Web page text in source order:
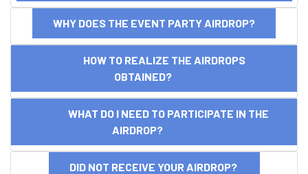
WHY DOES THE EVENT PARTY AIRDROP?
HOW TO REALIZE THE AIRDROPS
OBTAINED?
WHAT DO I NEED TO PARTICIPATE IN THE
AIRDROP?
DID NOT RECEIVE YOUR AIRDROP?